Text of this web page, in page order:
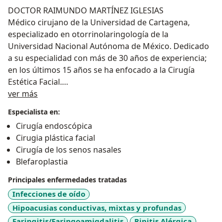
DOCTOR RAIMUNDO MARTÍNEZ IGLESIAS
Médico cirujano de la Universidad de Cartagena,
especializado en otorrinolaringología de la
Universidad Nacional Autónoma de México. Dedicado
a su especialidad con más de 30 años de experiencia;
en los últimos 15 años se ha enfocado a la Cirugía
Estética Facial.
Otorrinolaringología, Cirugía de Cabeza y Cuello,
Maxilofacial y Estética Facial.
Los logros obtenidos en el campo de la cirugía plástica
facial se han reflejado en los excelentes resultados con
los procedimientos estéticos como por ejemplo: la
cirugía estética y funcional de la nariz,
rejuvenecimiento facial y el mejoramiento de la piel del
rostro, entre otros.
ver más
Especialista en:
Cirugía endoscópica
Cirugia plástica facial
Cirugía de los senos nasales
Blefaroplastia
Principales enfermedades tratadas
Infecciones de oído
Hipoacusias conductivas, mixtas y profundas